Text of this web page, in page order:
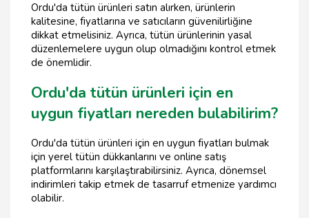
Ordu'da tütün ürünleri satın alırken, ürünlerin
kalitesine, fiyatlarına ve satıcıların güvenilirliğine
dikkat etmelisiniz. Ayrıca, tütün ürünlerinin yasal
düzenlemelere uygun olup olmadığını kontrol etmek
de önemlidir.
Ordu'da tütün ürünleri için en
uygun fiyatları nereden bulabilirim?
Ordu'da tütün ürünleri için en uygun fiyatları bulmak
için yerel tütün dükkanlarını ve online satış
platformlarını karşılaştırabilirsiniz. Ayrıca, dönemsel
indirimleri takip etmek de tasarruf etmenize yardımcı
olabilir.